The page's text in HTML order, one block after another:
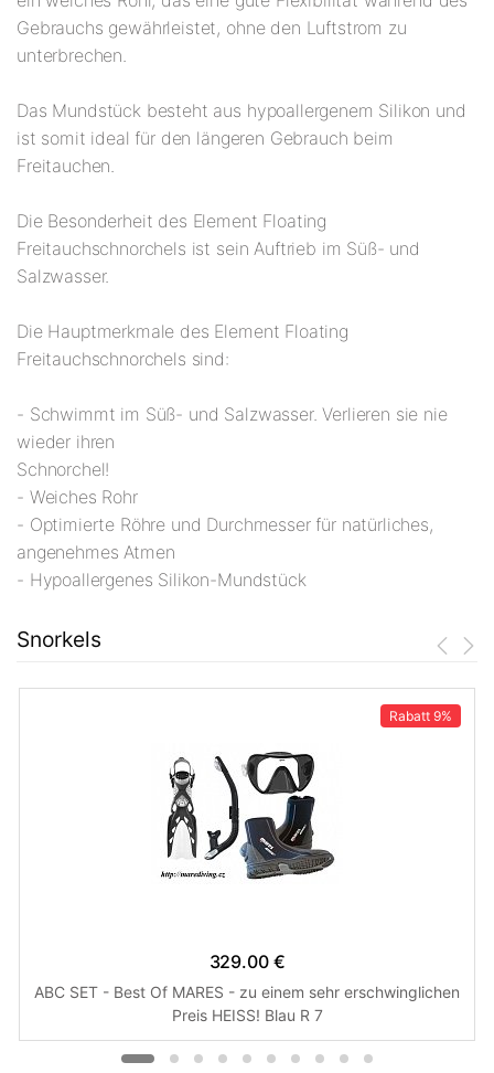
Gebrauchs gewährleistet, ohne den Luftstrom zu
unterbrechen.
Das Mundstück besteht aus hypoallergenem Silikon und
ist somit ideal für den längeren Gebrauch beim
Freitauchen.
Die Besonderheit des Element Floating
Freitauchschnorchels ist sein Auftrieb im Süß- und
Salzwasser.
Die Hauptmerkmale des Element Floating
Freitauchschnorchels sind:
- Schwimmt im Süß- und Salzwasser. Verlieren sie nie
wieder ihren
Schnorchel!
- Weiches Rohr
- Optimierte Röhre und Durchmesser für natürliches,
angenehmes Atmen
- Hypoallergenes Silikon-Mundstück
Snorkels
Rabatt 9%
329.00 €
ABC SET - Best Of MARES - zu einem sehr erschwinglichen
Preis HEISS! Blau R 7